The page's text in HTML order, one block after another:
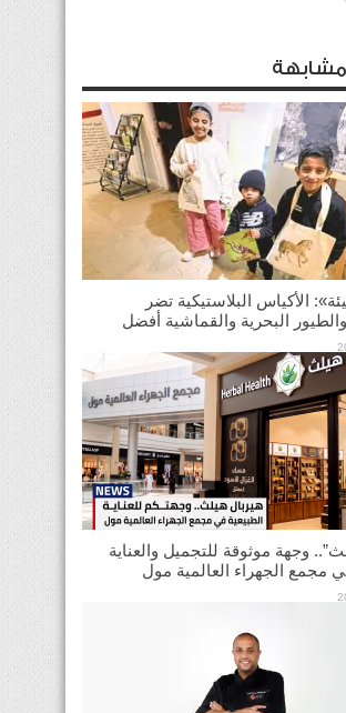
مشابهة
الأكياس البلاستيكية تضر
البحرية والقماشية أفضل
وجهة موثوقة للتجميل والعناية
مجمع الجهراء العالمية مول